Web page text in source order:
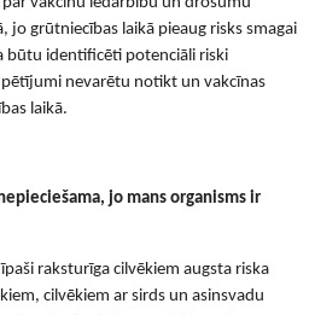
jo grūtniecības laikā pieaug risks smagai
būtu identificēti potenciāli riski
nevarētu notikt un vakcīnas
laikā.
jo mans organisms ir
raksturīga cilvēkiem augsta riska
cilvēkiem ar sirds un asinsvadu